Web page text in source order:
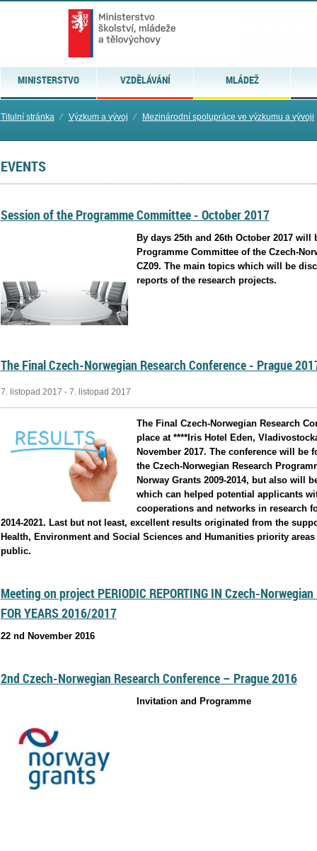
MINISTERSTVO VZDĚLÁVÁNÍ MLÁDEŽ
Titulní stránka ⁄ Výzkum a vývoj ⁄ Mezinárodní spolupráce ve výzkumu a vývoji
EVENTS
Session of the Programme Committee - October 2017
By days 25th and 26th October 2017
Programme Committee of the Czech-
CZ09. The main topics which will be
reports of the research projects.
The Final Czech-Norwegian Research Conference - Prague
7. listopad 2017 - 7. listopad 2017
The Final Czech-Norwegian Research
place at ****Iris Hotel Eden,
November 2017. The conference will
the Czech-Norwegian Research
Norway Grants 2009-2014, but also will
which can helped potential applicants
cooperations and networks in research
2014-2021. Last but not least, excellent results originated from the
Health, Environment and Social Sciences and Humanities priority
public.
Meeting on project PERIODIC REPORTING IN Czech-
FOR YEARS 2016/2017
22 nd November 2016
2nd Czech-Norwegian Research Conference – Prague 2016
Invitation and Programme